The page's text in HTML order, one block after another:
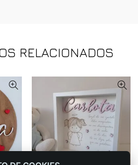
RELACIONADOS